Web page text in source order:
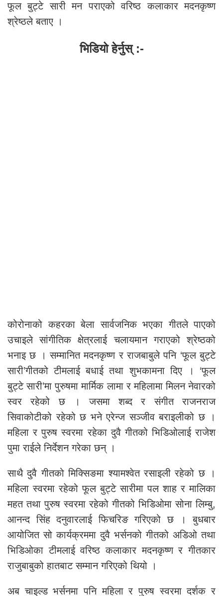
फूल बुट्टे सारी मन पराएको वरिष्ठ कलाकार मदनकृष्ण
श्रेष्ठले बताए ।
भिडियो हेर्नुस् :-
कोरोनाको कहरका बेला सार्वजनिक भएका गीतले पाएको
उचाइले सांगीतिक क्षेत्रलाई चलायमान गराएको श्रेष्ठको
भनाइ छ । सम्मानित मदनकृष्ण र राजबाबुले पनि ‘फूल बुट्टे
सारी’गीतको टीमलाई बधाई तथा शुभकामना दिए । ‘फूल
बुट्टे सारी’मा पुरुषमा मार्मिक लामा र महिलामा मिलन नेवारको
स्वर रहेको छ । जसमा शब्द र संगीत राजनराज
सिवाकोटीको रहेको छ भने एरेन्ज सञ्जीव बराइलीको छ ।
महिला र पुरुष स्वरमा रहेका दुवै गीतको भिडिओलाई राजेश
पुमा राईले निर्देशन गरेका छन् ।
साथै दुवै गीतको मिक्सिङमा श्यामश्वेत रसाइली रहेको छ ।
महिला स्वरमा रहेको फूल बुट्टे सारीमा पल शाह र मालिका
महत तथा पुरुष स्वरमा रहेको गीतको भिडिओमा सोना लिम्बु,
आनन्द सिंह दनुवारलाई फिचरिङ गरिएको छ । बुधबार
आयोजित सो कार्यक्रममा दुवै भर्सनको गीतको अडिओ तथा
भिडिओका टीमलाई वरिष्ठ कलाकार मदनकृष्ण र गीतकार
राजुबाबुको हातबाट सम्मान गरिएको थियो ।
अब चाइल्ड भर्सनमा पनि महिला र पुरुष स्वरमा दर्शक र